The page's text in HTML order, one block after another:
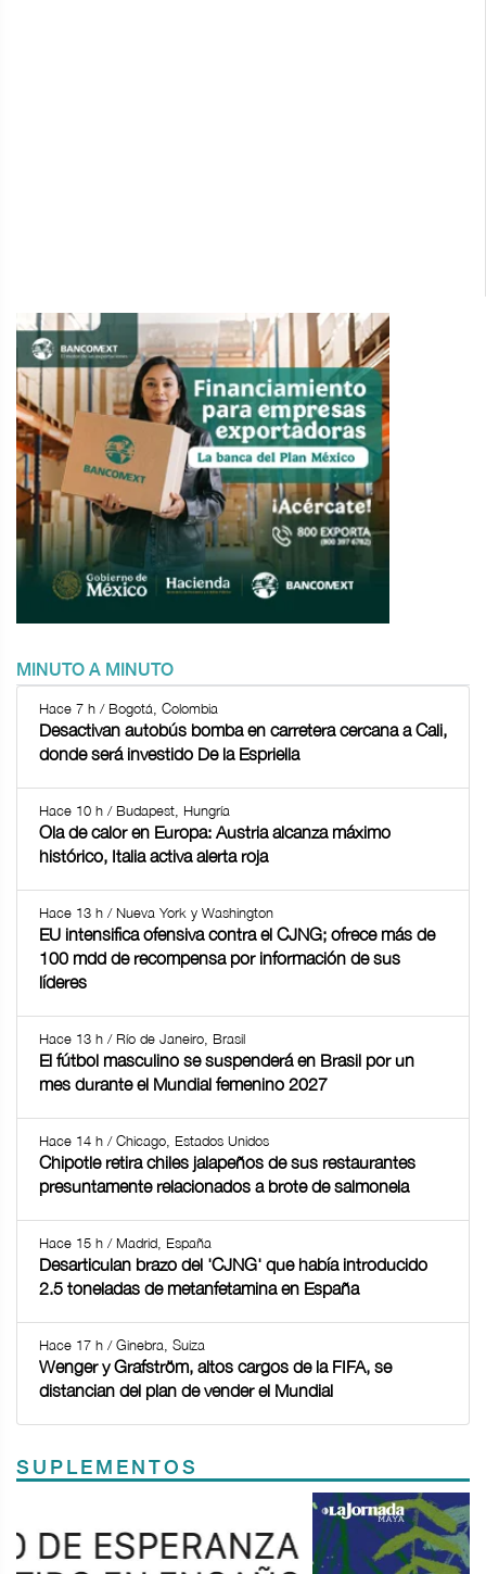
MINUTO A MINUTO
Hace 7 h / Bogotá, Colombia
Desactivan autobús bomba en carretera cercana a Cali,
donde será investido De la Espriella
Hace 10 h / Budapest, Hungría
Ola de calor en Europa: Austria alcanza máximo
histórico, Italia activa alerta roja
Hace 13 h / Nueva York y Washington
EU intensifica ofensiva contra el CJNG; ofrece más de
100 mdd de recompensa por información de sus
líderes
Hace 13 h / Río de Janeiro, Brasil
El fútbol masculino se suspenderá en Brasil por un
mes durante el Mundial femenino 2027
Hace 14 h / Chicago, Estados Unidos
Chipotle retira chiles jalapeños de sus restaurantes
presuntamente relacionados a brote de salmonela
Hace 15 h / Madrid, España
Desarticulan brazo del 'CJNG' que había introducido
2.5 toneladas de metanfetamina en España
Hace 17 h / Ginebra, Suiza
Wenger y Grafström, altos cargos de la FIFA, se
distancian del plan de vender el Mundial
SUPLEMENTOS